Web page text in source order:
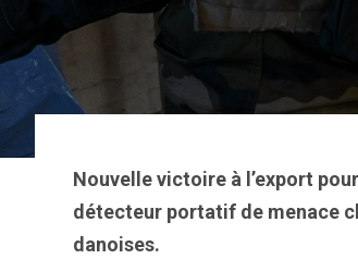
Nouvelle victoire à l’export
détecteur portatif de menace
danoises.